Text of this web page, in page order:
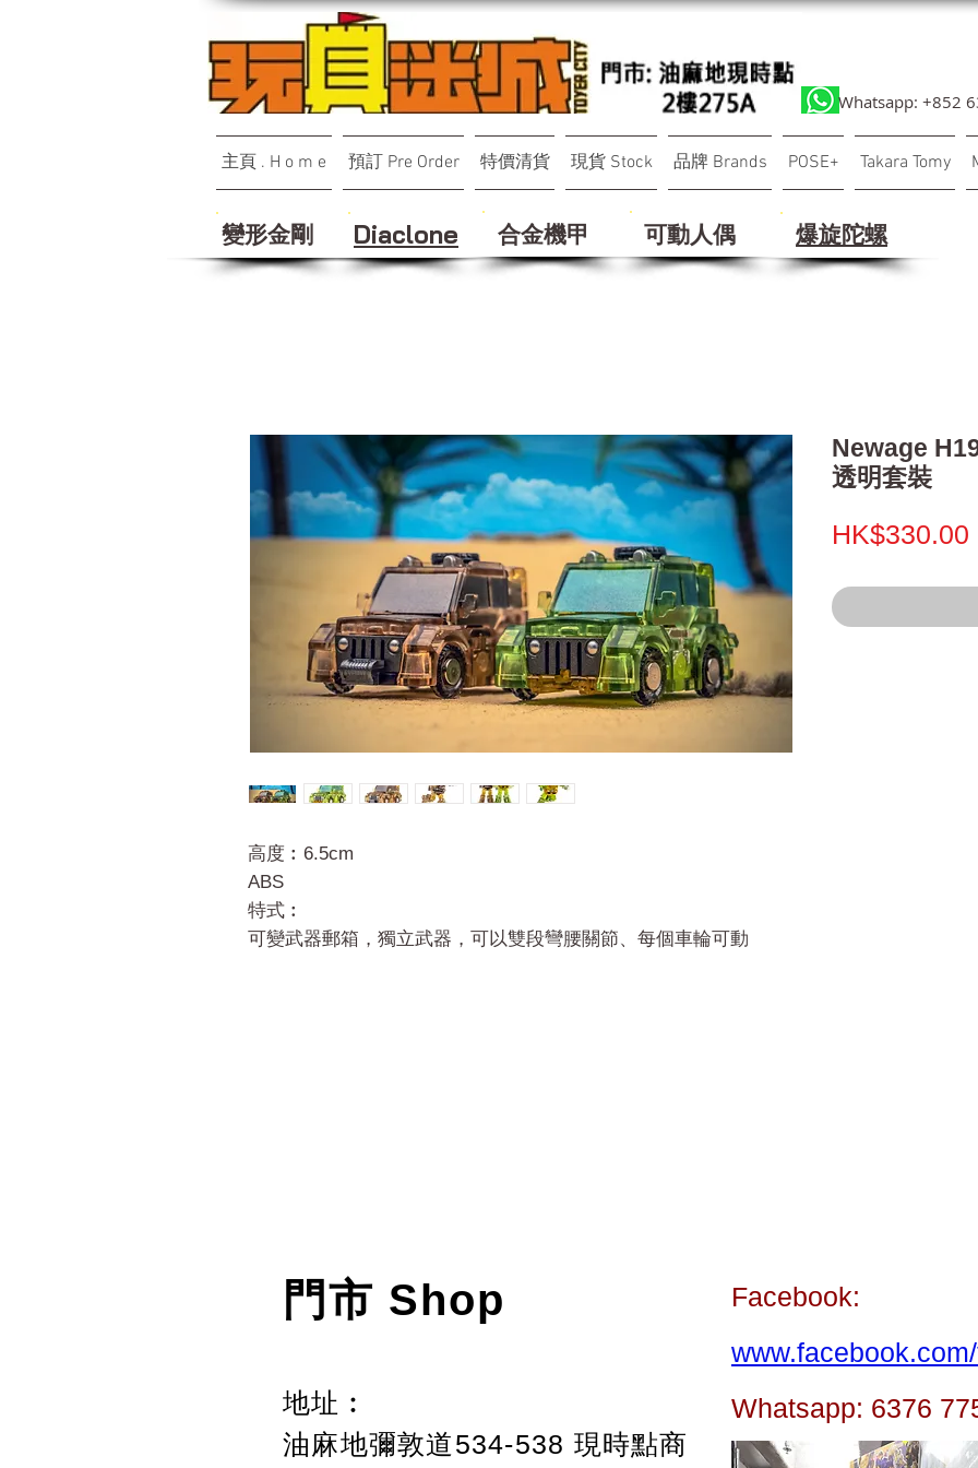
Whatsapp: +852
主頁 . H o m e 預訂 Pre Order 特價清貨 現貨 Stock 品牌 Brands POSE+ Takara Tomy
變形金剛 Diaclone 合金機甲 可動人偶 ​爆旋陀螺
高度︰6.5cm
ABS
特式︰
可變武器郵箱，獨立武器，可以雙段彎腰關節、每個車輪可動
Newage
透明套裝
HK$330.00
門市 Shop
地址︰
油麻地彌敦道534-538 現時點商
Facebook:
Whatsapp: 6376